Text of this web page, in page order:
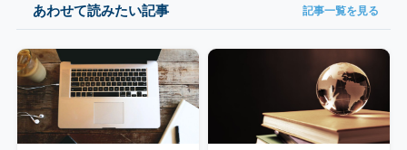
あわせて読みたい記事 記事一覧を見る